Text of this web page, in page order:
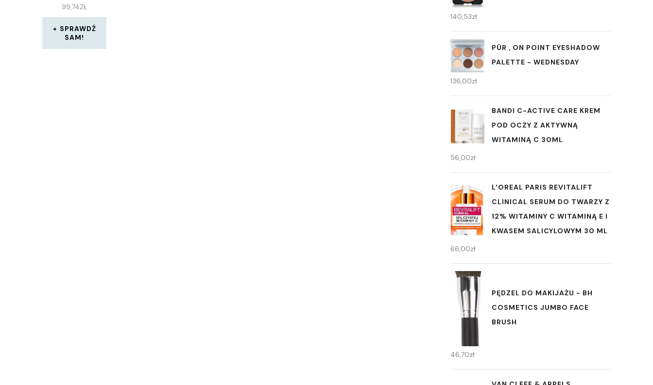
99,74ZŁ
SPRAWDŹ
SAM!
140,53zł
PÜR , ON POINT EYESHADOW
PALETTE - WEDNESDAY
136,00zł
BANDI C-ACTIVE CARE KREM
POD OCZY Z AKTYWNĄ
WITAMINĄ C 30ML
56,00zł
L'OREAL PARIS REVITALIFT
CLINICAL SERUM DO TWARZY Z
12% WITAMINY C WITAMINĄ E I
KWASEM SALICYLOWYM 30 ML
66,00zł
PĘDZEL DO MAKIJAŻU - BH
COSMETICS JUMBO FACE
BRUSH
46,70zł